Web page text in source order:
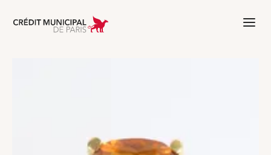
Aller à l'accueil de Crédit Municipal